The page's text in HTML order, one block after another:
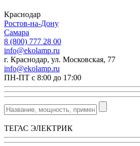
Краснодар
Ростов-на-Дону
Самара
8 (800) 777 28 00
info@ekolamp.ru
г. Краснодар, ул. Московская, 77
info@ekolamp.ru
ПН-ПТ с 8:00 до 17:00
ТЕГАС ЭЛЕКТРИК